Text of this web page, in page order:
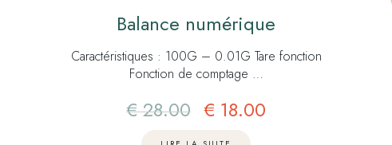
Balance numérique
Caractéristiques : 100G – 0.01G Tare fonction
Fonction de comptage …
€28.00 € 18.00